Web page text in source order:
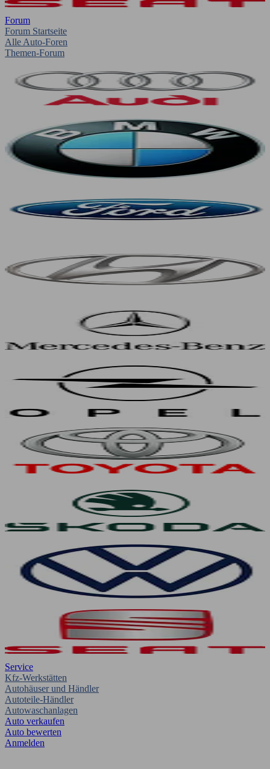
Forum
Forum Startseite
Alle Auto-Foren
Themen-Forum
Service
Kfz-Werkstätten
Autohäuser und Händler
Autoteile-Händler
Autowaschanlagen
Auto verkaufen
Auto bewerten
Anmelden